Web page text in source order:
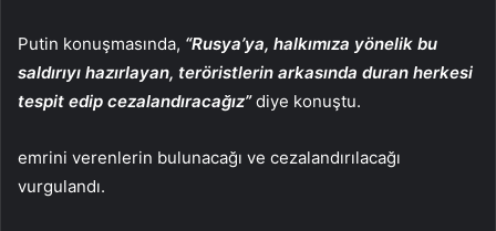
Putin konuşmasında, “Rusya’ya, halkımıza yönelik bu
saldırıyı hazırlayan, teröristlerin arkasında duran herkesi
tespit edip cezalandıracağız”diye konuştu.
emrini verenlerin bulunacağı ve cezalandırılacağı
vurgulandı.